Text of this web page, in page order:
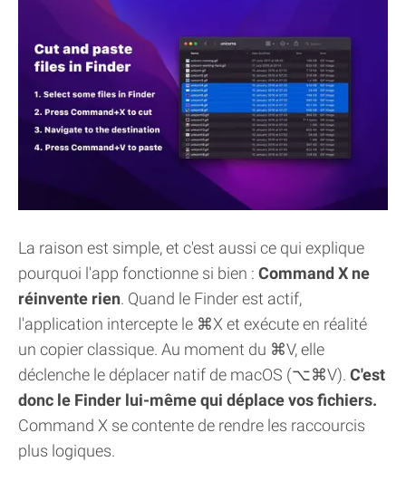
La raison est simple, et c'est aussi ce qui explique
pourquoi l'app fonctionne si bien : Command X ne
réinvente rien. Quand le Finder est actif,
l'application intercepte le ⌘X et exécute en réalité
un copier classique. Au moment du ⌘V, elle
déclenche le déplacer natif de macOS (⌥⌘V). C'est
donc le Finder lui-même qui déplace vos fichiers.
Command X se contente de rendre les raccourcis
plus logiques.